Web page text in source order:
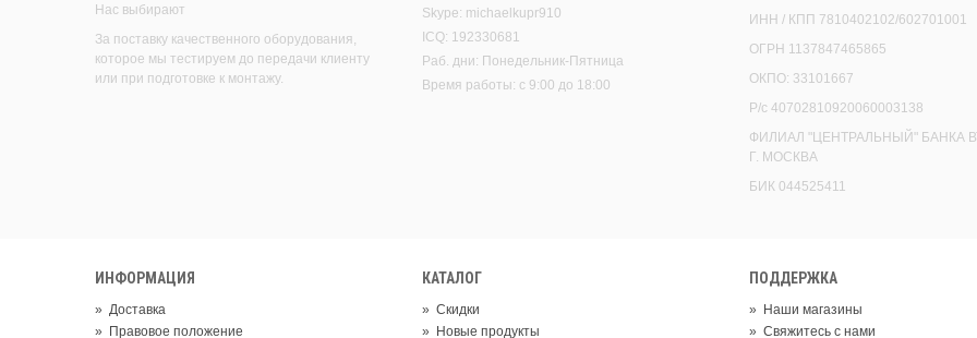
Нас выбирают
За поставку качественного оборудования,
которое мы тестируем до передачи клиенту
или при подготовке к монтажу.
Skype: michaelkupr910
ICQ: 192330681
Раб. дни: Понедельник-Пятница
Время работы: с 9:00 до 18:00
ИНН / КПП 7810402102/602701001
ОГРН 1137847465865
ОКПО: 33101667
Р/с 40702810920060003138
ФИЛИАЛ "ЦЕНТРАЛЬНЫЙ" БАНКА
Г. МОСКВА
БИК 044525411
ИНФОРМАЦИЯ
» Доставка
» Правовое положение
КАТАЛОГ
» Скидки
» Новые продукты
ПОДДЕРЖКА
» Наши магазины
» Свяжитесь с нами